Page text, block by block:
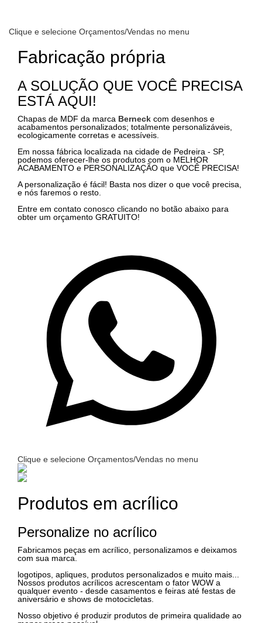
Clique e selecione Orçamentos/Vendas no menu
Fabricação própria
A SOLUÇÃO QUE VOCÊ PRECISA
ESTÁ AQUI!
Chapas de MDF da marca Berneck com desenhos e
acabamentos personalizados; totalmente personalizáveis,
ecologicamente corretas e acessíveis.
Em nossa fábrica localizada na cidade de Pedreira - SP,
podemos oferecer-lhe os produtos com o MELHOR
ACABAMENTO e PERSONALIZAÇÃO que VOCÊ PRECISA!
A personalização é fácil! Basta nos dizer o que você precisa,
e nós faremos o resto.
Entre em contato conosco clicando no botão abaixo para
obter um orçamento GRATUITO!
Clique e selecione Orçamentos/Vendas no menu
Produtos em acrílico
Personalize no acrílico
Fabricamos peças em acrílico, personalizamos e deixamos
com sua marca.
logotipos, apliques, produtos personalizados e muito mais...
Nossos produtos acrílicos acrescentam o fator WOW a
qualquer evento - desde casamentos e feiras até festas de
aniversário e shows de motocicletas.
Nosso objetivo é produzir produtos de primeira qualidade ao